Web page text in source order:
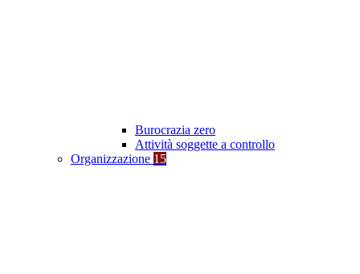
Burocrazia zero
Attività soggette a controllo
Organizzazione 15